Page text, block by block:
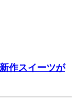
作スイーツが